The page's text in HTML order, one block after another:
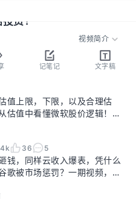
资！
视频简介
记笔记 文字稿
值上限，下限，以及合理估
估值中看懂微软股价逻辑！
36 5
钱，同样云收入爆表，凭什么
歌被市场惩罚？一期视频，告